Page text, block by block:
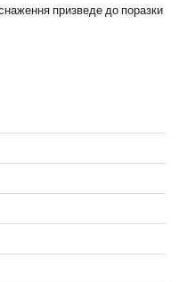
призведе до поразки